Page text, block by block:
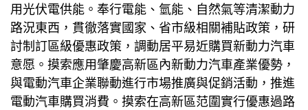
用光伏電供能。奉行電能、氫能、自然氣等清潔動力
路況東西，貫徹落實國家、省市級相關補貼政策，研
討制訂區級優惠政策，調動居平易近購買新動力汽車
意愿。摸索應用肇慶高新區內新動力汽車產業優勢，
與電動汽車企業聯動進行市場推廣與促銷活動，推進
電動汽車購買消費。摸索在高新區范圍實行優惠過路